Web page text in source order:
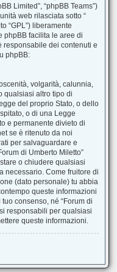
Limited”, “phpBB Teams”)
web rilasciata sotto “
“GPL”) liberamente
phpBB facilita le aree di
responsabile dei contenuti e
phpBB:
volgarità, calunnia,
qualsiasi altro tipo di
del proprio Stato, o dello
o di una Legge
e permanente divieto di
se è ritenuto da noi
per salvaguardare e
di Umberto Miletto”
o chiudere qualsiasi
necessario. Come fruitore di
(dato personale) tu abbia
queste informazioni
consenso, né “Forum di
responsabili per qualsiasi
queste informazioni.